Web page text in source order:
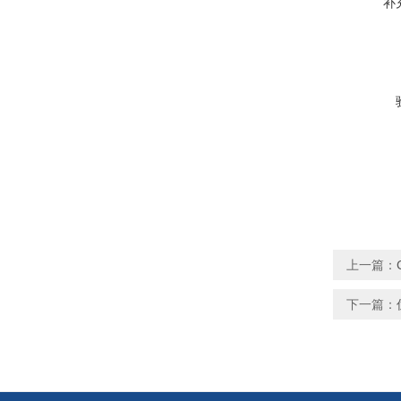
上一篇：
下一篇：